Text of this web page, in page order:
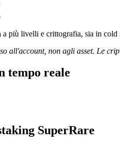
più livelli e crittografia, sia in cold
all'account, non agli asset. Le
tempo reale
SuperRare